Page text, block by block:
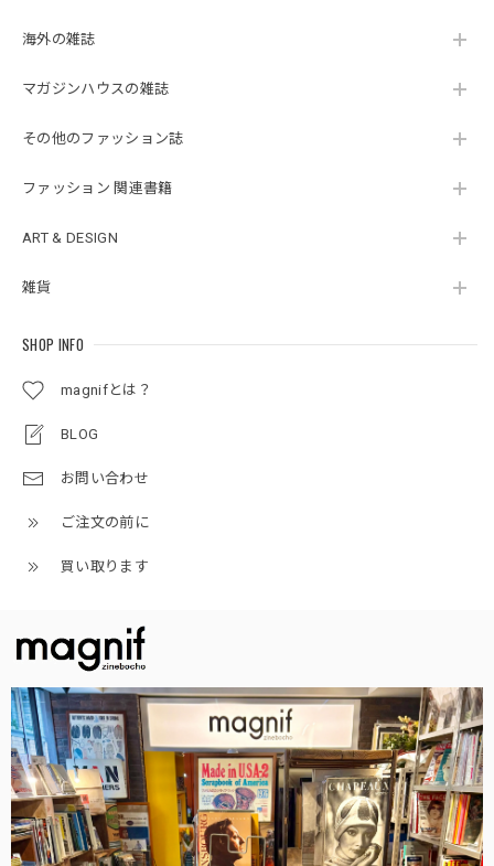
海外の雑誌
マガジンハウスの雑誌
その他のファッション誌
ファッション 関連書籍
ART & DESIGN
雑貨
SHOP INFO
magnifとは？
BLOG
お問い合わせ
ご注文の前に
買い取ります